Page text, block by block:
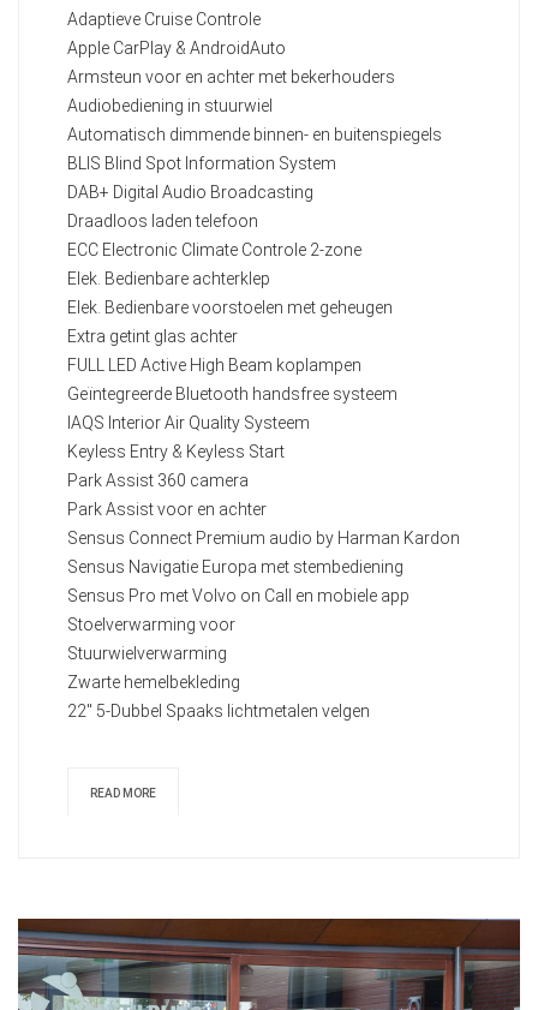
Adaptieve Cruise Controle
Apple CarPlay & AndroidAuto
Armsteun voor en achter met bekerhouders
Audiobediening in stuurwiel
Automatisch dimmende binnen- en buitenspiegels
BLIS Blind Spot Information System
DAB+ Digital Audio Broadcasting
Draadloos laden telefoon
ECC Electronic Climate Controle 2-zone
Elek. Bedienbare achterklep
Elek. Bedienbare voorstoelen met geheugen
Extra getint glas achter
FULL LED Active High Beam koplampen
Geïntegreerde Bluetooth handsfree systeem
IAQS Interior Air Quality Systeem
Keyless Entry & Keyless Start
Park Assist 360 camera
Park Assist voor en achter
Sensus Connect Premium audio by Harman Kardon
Sensus Navigatie Europa met stembediening
Sensus Pro met Volvo on Call en mobiele app
Stoelverwarming voor
Stuurwielverwarming
Zwarte hemelbekleding
22" 5-Dubbel Spaaks lichtmetalen velgen
READ MORE